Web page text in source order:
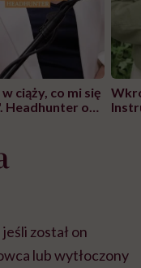
ciąży, co mi się
Headhunter o
został on
lub wytłoczony